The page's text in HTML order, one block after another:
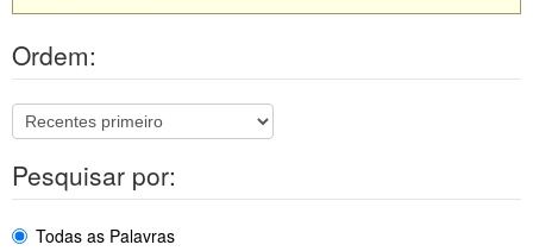
Ordem:
Pesquisar por:
Todas as Palavras